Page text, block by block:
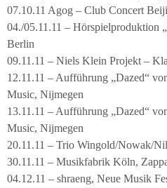
07.10.11 Agog – Club Concert
04./05.11.11 – Hörspielproduktion
Berlin
09.11.11 – Niels Klein Projekt –
12.11.11 – Aufführung „Dazed“
Music, Nijmegen
13.11.11 – Aufführung „Dazed“
Music, Nijmegen
20.11.11 – Trio Wingold/Nowak/
30.11.11 – Musikfabrik Köln,
04.12.11 – shraeng, Neue Musik